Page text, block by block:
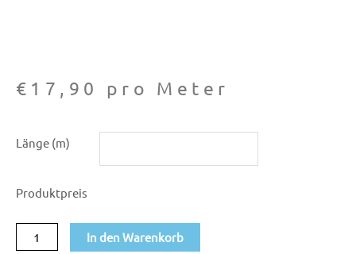
€ 17,90 pro Meter
Länge (m)
Produktpreis
In den Warenkorb